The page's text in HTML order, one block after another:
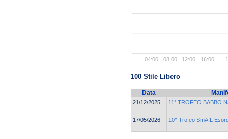
04:00 08:00 12:00 16:00
100 Stile Libero
Data
21/12/2025 11° TROFEO BABBO
17/05/2026 10^ Trofeo SmAIL